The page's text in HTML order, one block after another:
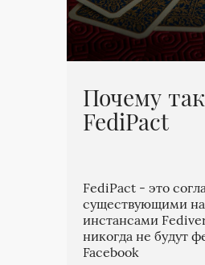
Почему
FediPact
FediPact - это
существующими
инстансами
никогда не будут
Facebook